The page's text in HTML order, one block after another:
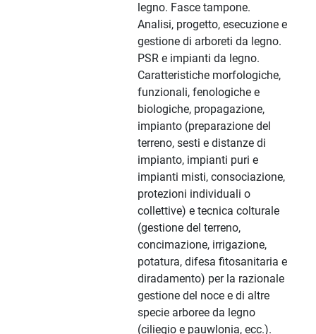
legno. Fasce tampone.
Analisi, progetto, esecuzione e
gestione di arboreti da legno.
PSR e impianti da legno.
Caratteristiche morfologiche,
funzionali, fenologiche e
biologiche, propagazione,
impianto (preparazione del
terreno, sesti e distanze di
impianto, impianti puri e
impianti misti, consociazione,
protezioni individuali o
collettive) e tecnica colturale
(gestione del terreno,
concimazione, irrigazione,
potatura, difesa fitosanitaria e
diradamento) per la razionale
gestione del noce e di altre
specie arboree da legno
(ciliegio e pauwlonia, ecc.).